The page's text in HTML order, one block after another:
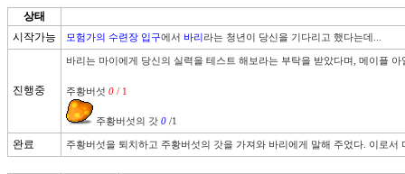
상태
시작가능
모험가의 수련장 입구에서 바리라는 청년이 당신을 기다리고 했다는데...
진행중
바리는 마이에게 당신의 실력을 테스트 해보라는 부탁을 받았다며, 메이플
주황버섯 0 / 1
주황버섯의 갓 0 /1
완료 주황버섯을 퇴치하고 주황버섯의 갓을 가져와 바리에게 말해 주었다. 이로